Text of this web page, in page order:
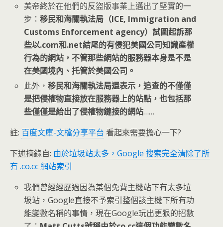
美帝終於在他們的反盜版事業上邁出了堅實的一
步：移民和海關執法局（ICE, Immigration and
Customs Enforcement agency）試圖起訴那
些以.com和.net結尾的有侵犯美國公司知識產權
行為的網站，不管那些網站的服務器本身是不是
在美國境內、托管於美國公司。
此外，移民和海關執法局還表示，追查的不僅僅
是把侵權物直接放在服務器上的站點，也包括那
些僅僅是給出了侵權物鏈接的網站……
註: 百度文庫-文檔分享平台 看起來需要擔心一下?
下述摘錄自: 由於垃圾站太多，Google 搜索完全清除了所
有 .co.cc 網站索引
我們曾經經歷過因為某個免費主機站下有太多垃
圾站，Google直接不予索引整個該主機下所有功
能變數名稱的事情，現在Google玩出更狠的招數